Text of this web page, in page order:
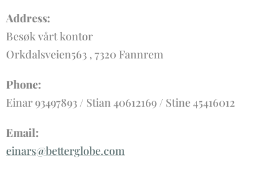
Address:
Besøk vårt kontor
Orkdalsveien563 , 7320 Fannrem
Phone:
Einar 93497893 / Stian 40612169 / Stine 45416012
Email:
einars@betterglobe.com